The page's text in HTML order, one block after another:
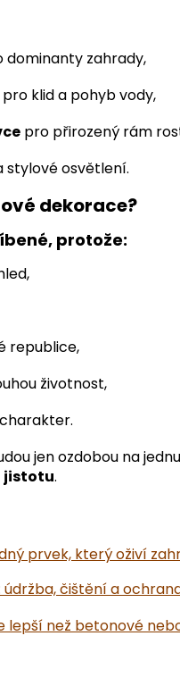
dominanty zahrady,
pro klid a pohyb vody,
pro přirozený rám
stylové osvětlení.
dekorace?
protože:
republice,
životnost,
jen ozdobou na
jistotu.
prvek, který oživí
čištění a
lepší než betonové